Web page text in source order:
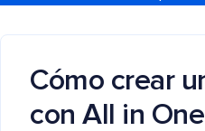
Cómo crear
con All in